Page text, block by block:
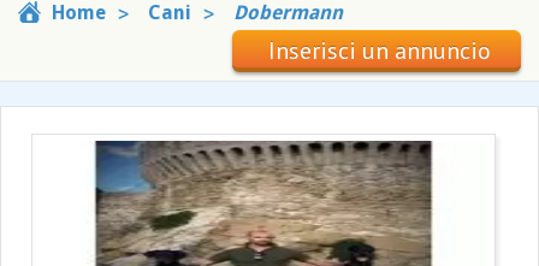
Home Cani Dobermann
Inserisci un annuncio